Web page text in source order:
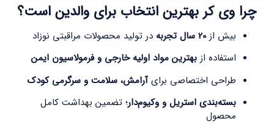
چرا وی کر بهترین انتخاب برای والدین است؟
بیش از20 سال تجربه
در تولید محصولات مراقبتی نوزاد
استفاده ازبهترین مواد اولیه خارجی و فرمولاسیون ایمن
طراحی اختصاصی برایآرامش، سلامت و سرگرمی کودک
بسته‌بندی استریل و وکیوم‌دار؛ تضمین بهداشت کامل
محصول